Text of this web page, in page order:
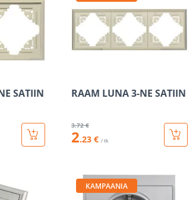
SATIIN RAAM LUNA 3-NE SATIIN
3.72 €
2.23 € / tk
KAMPAANIA